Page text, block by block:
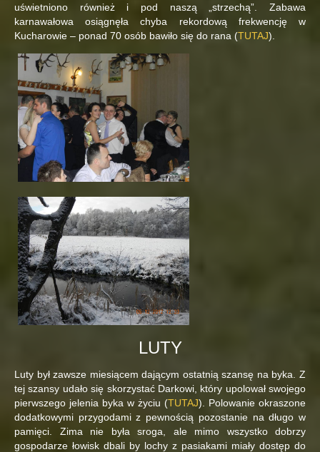
uświetniono również i pod naszą „strzechą”. Zabawa
karnawałowa osiągnęła chyba rekordową frekwencję w
Kucharowie – ponad 70 osób bawiło się do rana (TUTAJ).
LUTY
Luty był zawsze miesiącem dającym ostatnią szansę na byka. Z
tej szansy udało się skorzystać Darkowi, który upolował swojego
pierwszego jelenia byka w życiu (TUTAJ). Polowanie okraszone
dodatkowymi przygodami z pewnością pozostanie na długo w
pamięci. Zima nie była sroga, ale mimo wszystko dobrzy
gospodarze łowisk dbali by lochy z pasiakami miały dostęp do